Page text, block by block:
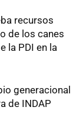
recursos
de los canes
la PDI en la
generacional
de INDAP